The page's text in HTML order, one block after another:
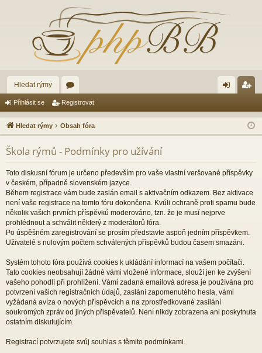
Hledat rýmy
ór
a lá
sit
ist
ro
t
Přihlásit se Registrovat
Hledat rýmy Obsah fóra
Škola rýmů - Podmínky pro užívání
Toto diskusní fórum je určeno především pro vaše vlastní veršované příspěvky
v českém, případně slovenském jazyce.
Během registrace vám bude zaslán email s aktivačním odkazem. Bez aktivace
není vaše registrace na tomto fóru dokončena. Kvůli ochraně proti spamu bude
několik vašich prvních příspěvků moderováno, tzn. že je musí nejprve
prohlédnout a schválit některý z moderátorů fóra.
Po úspěšném zaregistrování se prosím představte aspoň jedním příspěvkem.
Uživatelé s nulovým počtem schválených příspěvků budou časem smazáni.
Systém tohoto fóra používá cookies k ukládání informací na vašem počítači.
Tato cookies neobsahují žádné vámi vložené informace, slouží jen ke zvýšení
vašeho pohodlí při prohlížení. Vámi zadaná emailová adresa je používána pro
potvrzení vašich registračních údajů, zaslání zapomenutého hesla, vámi
vyžádaná avíza o nových příspěvcích a na zprostředkované zasílání
soukromých zpráv od jiných přispěvatelů. Není nikdy zobrazena ani poskytnuta
ostatním diskutujícím.
Registrací potvrzujete svůj souhlas s těmito podmínkami.